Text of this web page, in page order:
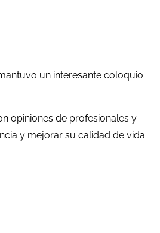
un interesante coloquio
opiniones de profesionales y
y mejorar su calidad de vida.